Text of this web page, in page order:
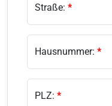
Straße: *
Hausnummer: *
PLZ: *